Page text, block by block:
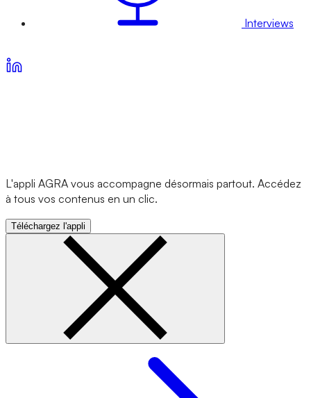
Interviews
L'appli AGRA vous accompagne désormais partout. Accédez
à tous vos contenus en un clic.
Téléchargez l'appli